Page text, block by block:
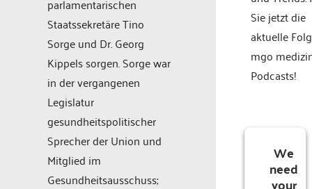
parlamentarischen
Staatssekretäre Tino
Sorge und Dr. Georg
Kippels sorgen. Sorge war
in der vergangenen
Legislatur
gesundheitspolitischer
Sprecher der Union und
Mitglied im
Gesundheitsausschuss;
Sie jetzt die
aktuelle
mgo
Podcasts!
We
need
your